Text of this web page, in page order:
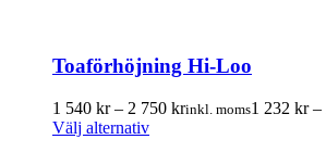
De
alternativen
kan
Toaförhöjning Hi-Loo
1 540 kr – 2 750 krPrisintervall:
inkl. moms1 232 kr –
Välj alternativDen